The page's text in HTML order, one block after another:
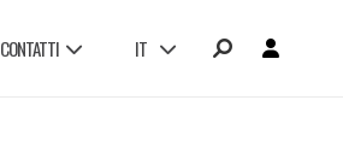
CONTATTI IT